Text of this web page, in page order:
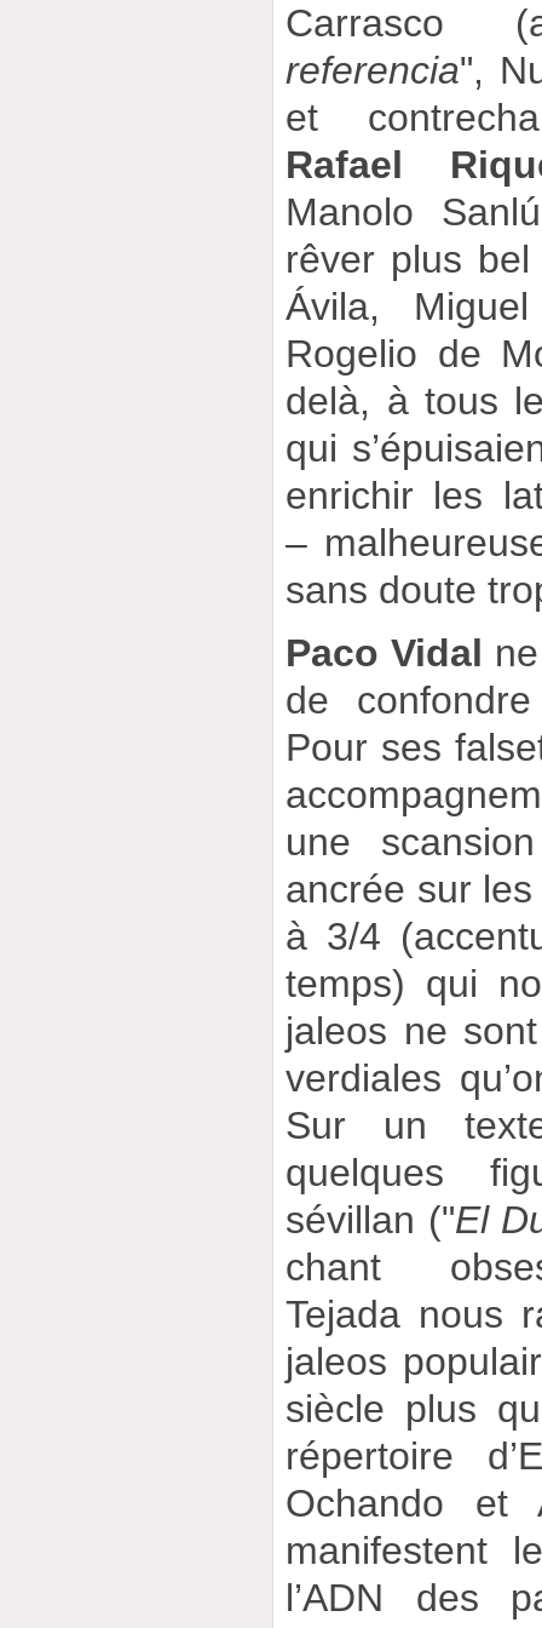
Carrasco
referencia",
et
Rafael
Manolo
rêver plus
Ávila,
Rogelio de
delà, à tous
qui
enrichir les
–
sans doute
Paco Vidal
de
Pour ses
une
ancrée sur les
à 3/4
temps) qui
jaleos ne
verdiales
Sur un
quelques
sévillan ("El
chant
Tejada nous
jaleos
siècle plus
répertoire
Ochando et
manifestent
l’ADN des